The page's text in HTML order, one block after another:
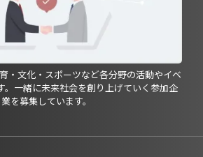
・文化・スポーツなど各分野の活動やイベ
。一緒に未来社会を創り上げていく参加企
業を募集しています。